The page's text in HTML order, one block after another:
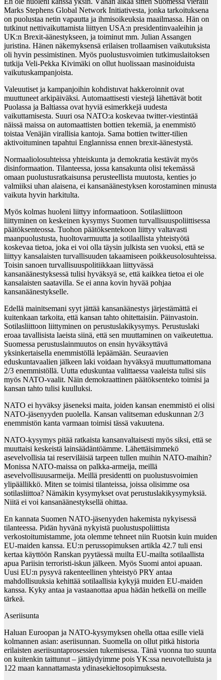
Marks Stephens Global Network Initiativesta, jonka tarkoituksena
on puolustaa netin vapautta ja ihmisoikeuksia maailmassa. Hän on
tutkinut nettivaikuttamista liittyen USA:n presidentinvaaleihin ja
UK:n Brexit-äänestykseen, ja toiminut mm. Julian Assangen
juristina. Hänen näkemyksensä erilaisen trollaamisen vaikutuksista
oli hyvin pessimistinen. Myös puolustusvoimien tutkimuslaitoksen
tutkija Veli-Pekka Kivimäki on ollut huolissaan masinoiduista
vaikutuskampanjoista.
Valeuutiset ja kampanjoihin kohdistuvat hakkeroinnit ovat
muuttuneet arkipäiväksi. Automaattisesti viestejä lähettävät botit
Puolassa ja Baltiassa ovat hyviä esimerkkejä uudesta
vaikuttamisesta. Suuri osa NATO:a koskevaa twitter-viestintää
näissä maissa on automaattisten bottien tekemiä, ja enemmistö
toistaa Venäjän virallisia kantoja. Sama bottien twitter-tilien
aktivoituminen tapahtui Englannissa ennen brexit-äänestystä.
Normaaliolosuhteissa yhteiskunta ja demokratia kestävät myös
disinformaation. Tilanteessa, jossa kansakunta olisi tekemässä
omaan puolustusratkaisunsa perusteellista muutosta, kenties jo
valmiiksi uhan alaisena, ei kansanäänestyksen korostaminen minusta
vaikuta hyvin harkitulta.
Myös kolmas huoleni liittyy informaatioon. Sotilasliittoon
liittyminen on keskeinen kysymys Suomen turvallisuuspoliittisessa
päätöksenteossa. Tuohon päätöksentekoon liittyy valtavasti
maanpuolustusta, huoltovarmuutta ja sotilaallista yhteistyötä
koskevaa tietoa, joka ei voi olla täysin julkista sen vuoksi, että se
liittyy kansalaisten turvallisuuden takaamiseen poikkeusolosuhteissa.
Toisin sanoen turvallisuuspolitiikkaan liittyvässä
kansanäänestyksessä tulisi hyväksyä se, että kaikkea tietoa ei ole
kansalaisten saatavilla. Se ei anna kovin hyvää pohjaa
kansanäänestykselle.
Edellä mainitsemani syyt jättää kansanäänestys järjestämättä ei
kuitenkaan tarkoita, että kansan tahto ohitettaisiin. Päinvastoin.
Sotilasliittoon liittyminen on perustuslakikysymys. Perustuslaki
eroaa tavallisista laeista siinä, että sen muuttaminen on vaikeutettua.
Suomessa perustuslainmuutos on ensin hyväksyttävä
yksinkertaisella enemmistöllä lepäämään. Seuraavien
eduskuntavaalien jälkeen laki voidaan hyväksyä muuttumattomana
2/3 enemmistöllä. Uutta eduskuntaa valittaessa vaaleista tulisi siis
myös NATO-vaalit. Näin demokraattinen päätöksenteko toimisi ja
kansan tahto tulisi kuulluksi.
NATO ei hyväksy jäseneksi maita, joiden kansan enemmistö ei olisi
NATO-jäsenyyden puolella. Kansan valitseman eduskunnan 2/3
enemmistön kanta varmaan toimisi tässä vakuutena.
NATO-kysymys pitää ratkaista kansanvaltaisesti myös siksi, että se
muuttaisi keskeistä lainsäädäntöämme. Lähettäisimmekö
asevelvollisia tai reserviläisiä tarpeen tullen muihin NATO-maihin?
Monissa NATO-maissa on palkka-armeija, meillä
asevelvollisuusarmeija. Meillä presidentti on puolustusvoimien
ylipäällikkö. Miten se toimisi tilanteissa, joissa olisimme osa
sotilasliittoa? Nämäkin kysymykset ovat perustuslakikysymyksiä.
Niitä ei voi kansanäänestyksellä ohittaa.
En kannata Suomen NATO-jäsenyyden hakemista nykyisessä
tilanteessa. Pidän hyvänä nykyistä puolustuspoliittista
verkostoitumistamme, jota olemme tehneet niin Ruotsin kuin muiden
EU-maiden kanssa. EU:n perussopimuksen artikla 42.7 tuli ensi
kertaa käyttöön Ranskan pyytäessä muilta EU-mailta sotilaallista
apua Pariisin terroristi-iskun jälkeen. Myös Suomi antoi apuaan.
Uusi EU:n pysyvä rakenteellinen yhteistyö PRY antaa
mahdollisuuksia kehittää sotilaallisia kykyjä muiden EU-maiden
kanssa. Kyky antaa ja vastaanottaa apua hädän hetkellä on meille
tärkeä.
Aseriisunta
Haluan Euroopan ja NATO-kysymyksen ohella ottaa esille vielä
kolmannen asian: aseriisunnan. Suomella on ollut pitkä historia
erilaisten aseriisuntaprosessien tukemisessa. Tänä vuonna tuo suunta
on kuitenkin taittunut – jättäydyimme pois YK:ssa neuvotelluista ja
122 maan kannattamasta ydinasekieltosopimuksesta.